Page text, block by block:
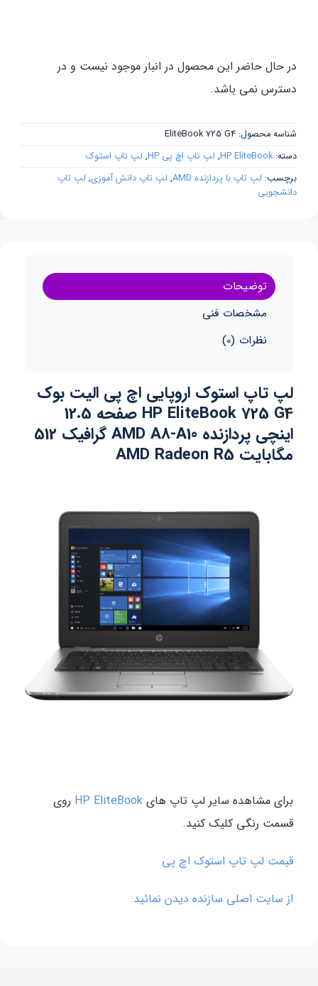
در حال حاضر این محصول در انبار موجود نیست و در
دسترس نمی باشد.
شناسه محصول: EliteBook 725 G4
دسته: HP EliteBook
, لپ تاپ اچ پی HP , لپ تاپ استوک
برچسب: لپ تاپ با پردازنده AMD , لپ تاپ دانش آموزی, لپ تاپ
دانشجویی
توضیحات
مشخصات فنی
نظرات (0)
لپ تاپ استوک اروپایی اچ پی الیت بوک
HP EliteBook 725 G4 صفحه 12.5
اینچی پردازنده AMD A8-A10 گرافیک 512
مگابایت AMD Radeon R5
برای مشاهده سایر لپ تاپ های HP EliteBook روی
قسمت رنگی کلیک کنید.
قیمت لپ تاپ استوک اچ پی
از سایت اصلی سازنده دیدن نمائید.